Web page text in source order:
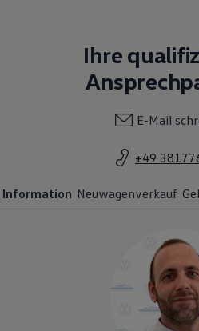
Ihre
E-Mail
+49
Information Neuwagenverkauf